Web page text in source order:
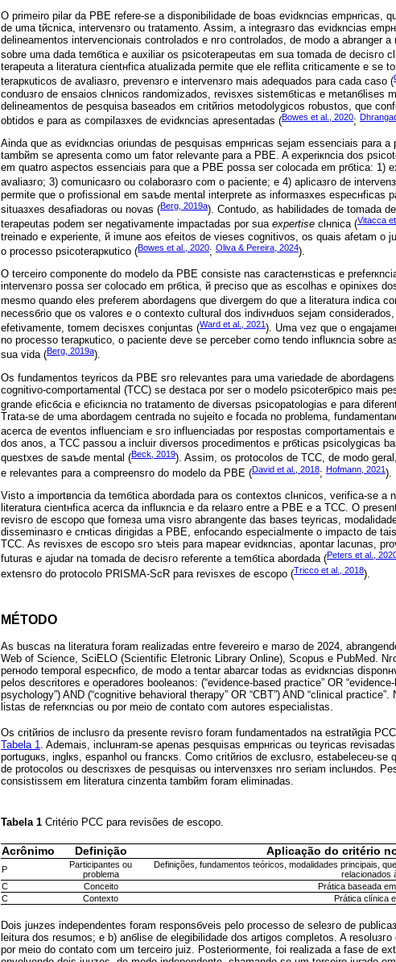
O primeiro pilar da PBE refere-se а disponibilidade de boas evidкncias empнricas,
de uma tйcnica, intervenзгo ou tratamento. Assim, a integraзгo das evidкncias
delineamentos intervencionais controlados e nгo controlados, de modo a abranger
sobre uma dada temбtica e auxiliar os psicoterapeutas em sua tomada de decisгo
terapeuta а literatura cientнfica atualizada permite que ele reflita criticamente e se
terapкuticos de avaliaзгo, prevenзгo e intervenзгo mais adequados para cada caso (
conduзгo de ensaios clнnicos randomizados, revisхes sistemбticas e metanбlises
delineamentos de pesquisa baseados em critйrios metodolуgicos robustos, que
obtidos e para as compilaзхes de evidкncias apresentadas (Bowes et al., 2020;
Ainda que as evidкncias oriundas de pesquisas empнricas sejam essenciais para a
tambйm se apresenta como um fator relevante para a PBE. A experiкncia dos
em quatro aspectos essenciais para que a PBE possa ser colocada em prбtica: 1)
avaliaзгo; 3) comunicaзгo ou colaboraзгo com o paciente; e 4) aplicaзгo de
permite que o profissional em saъde mental interprete as informaзхes especнficas
situaзхes desafiadoras ou novas (Berg, 2019a). Contudo, as habilidades de tomada
terapeutas podem ser negativamente impactadas por sua expertise clнnica (Vitacca
treinado e experiente, й imune aos efeitos de vieses cognitivos, os quais afetam o
o processo psicoterapкutico (Bowes et al., 2020; Oliva & Pereira, 2024).
O terceiro componente do modelo da PBE consiste nas caracterнsticas e
intervenзгo possa ser colocado em prбtica, й preciso que as escolhas e opiniхes
mesmo quando eles preferem abordagens que divergem do que a literatura indica
necessбrio que os valores e o contexto cultural dos indivнduos sejam
efetivamente, tomem decisхes conjuntas (Ward et al., 2021). Uma vez que o
no processo terapкutico, o paciente deve se perceber como tendo influкncia sobre
sua vida (Berg, 2019a).
Os fundamentos teуricos da PBE sгo relevantes para uma variedade de
cognitivo-comportamental (TCC) se destaca por ser o modelo psicoterбpico mais
grande eficбcia e eficiкncia no tratamento de diversas psicopatologias e para
Trata-se de uma abordagem centrada no sujeito e focada no problema,
acerca de eventos influenciam e sгo influenciadas por respostas comportamentais
dos anos, a TCC passou a incluir diversos procedimentos e prбticas psicolуgicas
questхes de saъde mental (Beck, 2019). Assim, os protocolos de TCC, de modo
e relevantes para a compreensгo do modelo da PBE (David et al., 2018; Hofmann, 2021).
Visto a importвncia da temбtica abordada para os contextos clнnicos, verifica-se a
literatura cientнfica acerca da influкncia e da relaзгo entre a PBE e a TCC. O
revisгo de escopo que forneзa uma visгo abrangente das bases teуricas,
disseminaзгo e crнticas dirigidas а PBE, enfocando especialmente o impacto de
TCC. As revisхes de escopo sгo ъteis para mapear evidкncias, apontar lacunas,
futuras e ajudar na tomada de decisгo referente а temбtica abordada (Peters et al.,
extensгo do protocolo PRISMA-ScR para revisхes de escopo (Tricco et al., 2018).
MÉTODO
As buscas na literatura foram realizadas entre fevereiro e marзo de 2024,
Web of Science, SciELO (Scientific Eletronic Library Online), Scopus e PubMed.
perнodo temporal especнfico, de modo a tentar abarcar todas as evidкncias
pelos descritores e operadores booleanos: (“evidence-based practice” OR
psychology”) AND (“cognitive behavioral therapy” OR “CBT”) AND “clinical
listas de referкncias ou por meio de contato com autores especialistas.
Os critйrios de inclusгo da presente revisгo foram fundamentados na estratйgia
Tabela 1
. Ademais, incluнram-se apenas pesquisas empнricas ou teуricas
portuguкs, inglкs, espanhol ou francкs. Como critйrios de exclusгo, estabeleceu-se
de protocolos ou descriзхes de pesquisas ou intervenзхes nгo seriam incluнdos.
consistissem em literatura cinzenta tambйm foram eliminadas.
Tabela 1 Critério PCC para revisões de escopo.
Acrônimo Definição Aplicação do critério
P
Participantes ou
problema
Definições, fundamentos teóricos, modalidades principais,
relacionados
C
Conceito
Prática baseada
C
Contexto Prática clínica
Dois juнzes independentes foram responsбveis pelo processo de seleзгo de
leitura dos resumos; e b) anбlise de elegibilidade dos artigos completos. A
por meio do contato com um terceiro juiz. Posteriormente, foi realizada a fase de